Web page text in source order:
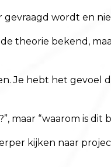
wordt en
theorie bekend,
Je hebt het gevoel
maar “waarom is dit
kijken naar